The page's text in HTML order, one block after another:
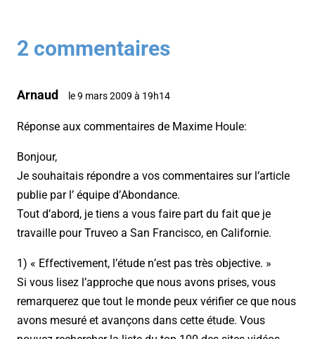
2 commentaires
Arnaud le 9 mars 2009 à 19h14
Réponse aux commentaires de Maxime Houle:
Bonjour,
Je souhaitais répondre a vos commentaires sur l’article
publie par l’ équipe d’Abondance.
Tout d’abord, je tiens a vous faire part du fait que je
travaille pour Truveo a San Francisco, en Californie.
1) « Effectivement, l’étude n’est pas très objective. »
Si vous lisez l’approche que nous avons prises, vous
remarquerez que tout le monde peux vérifier ce que nous
avons mesuré et avançons dans cette étude. Vous